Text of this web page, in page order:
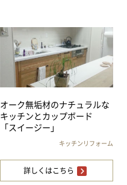
オーク無垢材のナチュラルな
キッチンとカップボード
「スイージー」
キッチンリフォーム
詳しくはこちら